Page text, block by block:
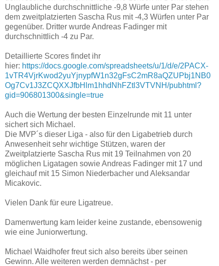
Unglaubliche durchschnittliche -9,8 Würfe unter Par stehen
dem zweitplatzierten Sascha Rus mit -4,3 Würfen unter Par
gegenüber. Dritter wurde Andreas Fadinger mit
durchschnittlich -4 zu Par.
Detaillierte Scores findet ihr
hier: https://docs.google.com/spreadsheets/u/1/d/e/2PACX-
1vTR4VjrKwod2yuYjnypfW1n32gFsC2mR8aQZUPbj1NB0
Og7Cv1J3ZCQXXJfbHlm1hhdNhFZtl3VTVNH/pubhtml?
gid=906801300&single=true
Auch die Wertung der besten Einzelrunde mit 11 unter
sichert sich Michael.
Die MVP´s dieser Liga - also für den Ligabetrieb durch
Anwesenheit sehr wichtige Stützen, waren der
Zweitplatzierte Sascha Rus mit 19 Teilnahmen von 20
möglichen Ligatagen sowie Andreas Fadinger mit 17 und
gleichauf mit 15 Simon Niederbacher und Aleksandar
Micakovic.
Vielen Dank für eure Ligatreue.
Damenwertung kam leider keine zustande, ebensowenig
wie eine Juniorwertung.
Michael Waidhofer freut sich also bereits über seinen
Gewinn. Alle weiteren werden demnächst - per